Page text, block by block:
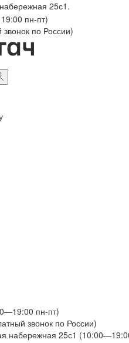
25с1.
пн-пт)
по России)
пн-пт)
звонок по России)
набережная 25с1